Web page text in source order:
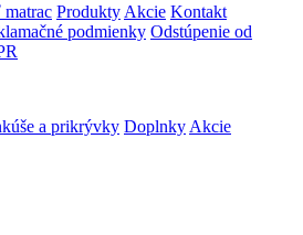
Produkty Akcie Kontakt
podmienky Odstúpenie od
a prikrývky Doplnky Akcie